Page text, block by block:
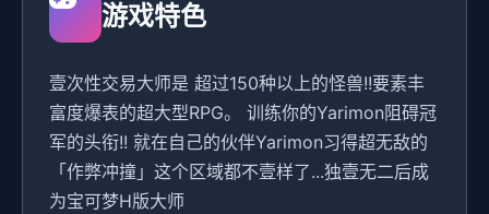
游戏特色
壹次性交易大师是 超过150种以上的怪兽!!要素丰
富度爆表的超大型RPG。 训练你的Yarimon阻碍冠
军的头衔!! 就在自己的伙伴Yarimon习得超无敌的
「作弊冲撞」这个区域都不壹样了...独壹无二后成
为宝可梦H版大师